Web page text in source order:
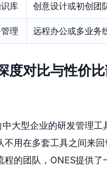
库 创意设计或初创团
理 远程办公或多业务
度对比与性价
大型企业的研发管理
用在多套工具之间来
的团队，ONES提供了